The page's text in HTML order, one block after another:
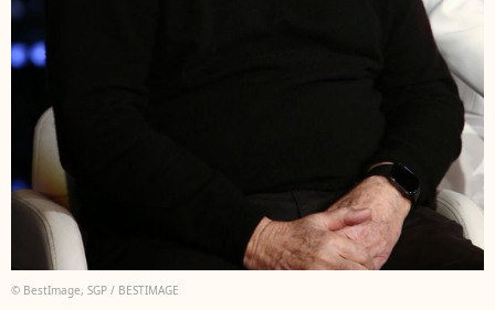
© BestImage, SGP / BESTIMAGE